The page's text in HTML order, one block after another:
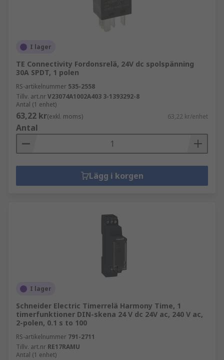
I lager
TE Connectivity Fordonsrelä, 24V dc spolspänning
30A SPDT, 1 polen
RS-artikelnummer 535-2558
Tillv. art.nrV23074A1002A403 3-1393292-8
Antal (1 enhet)
63,22 kr(exkl. moms) 63,22 kr/enhet
Antal
Lägg i korgen
I lager
Schneider Electric Timerrelä Harmony Time, 1
timerfunktioner DIN-skena 24 V dc 24V ac, 240 V ac,
2-polen, 0.1 s to 100
RS-artikelnummer 791-2711
Tillv. art.nr RE17RAMU
Antal (1 enhet)